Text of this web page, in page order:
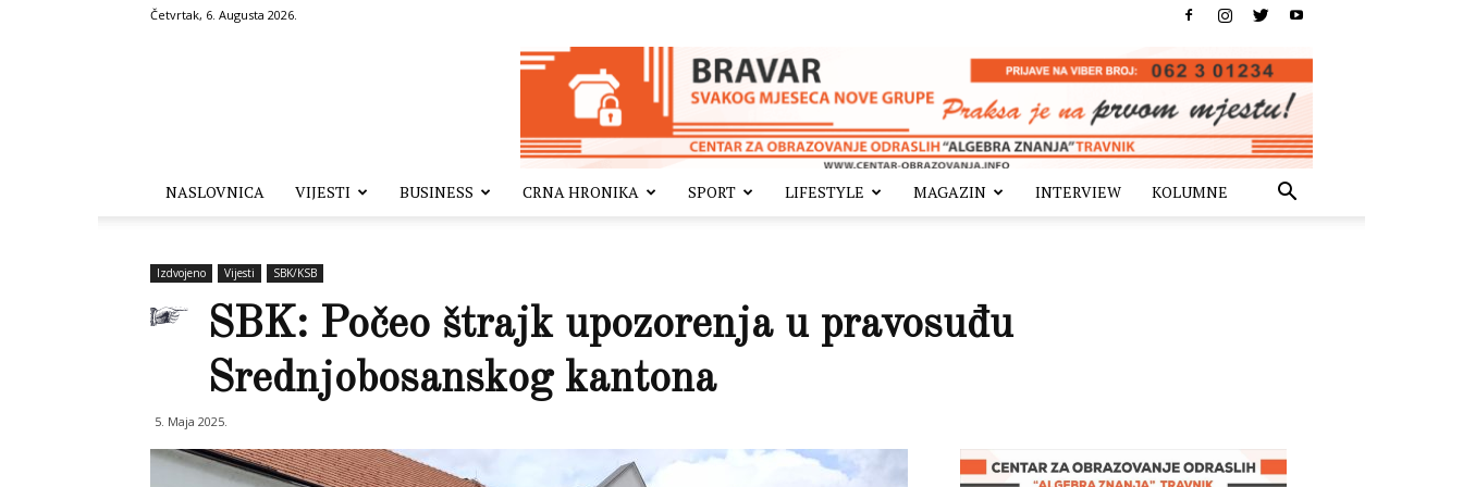
Četvrtak, 6. Augusta 2026.
NASLOVNICA VIJESTI BUSINESS CRNA HRONIKA SPORT LIFESTYLE MAGAZIN INTERVIEW KOLUMNE
Izdvojeno Vijesti SBK/KSB
SBK: Počeo štrajk upozorenja u pravosuđu
Srednjobosanskog kantona
5. Maja 2025.